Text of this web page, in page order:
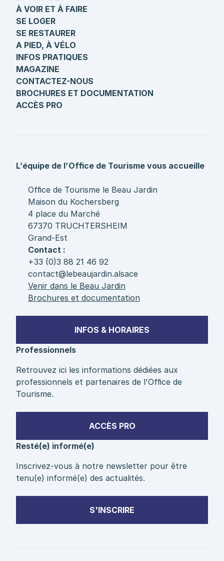
À VOIR ET À FAIRE
SE LOGER
SE RESTAURER
A PIED, À VÉLO
INFOS PRATIQUES
MAGAZINE
CONTACTEZ-NOUS
BROCHURES ET DOCUMENTATION
ACCÈS PRO
L’équipe de l’Office de Tourisme vous accueille
Office de Tourisme le Beau Jardin
Maison du Kochersberg
4 place du Marché
67370 TRUCHTERSHEIM
Grand-Est
Contact :
+33 (0)3 88 21 46 92
contact@lebeaujardin.alsace
Venir dans le Beau Jardin
Brochures et documentation
INFOS & HORAIRES
Professionnels
Retrouvez ici les informations dédiées aux
professionnels et partenaires de l’Office de
Tourisme.
ACCÈS PRO
Resté(e) informé(e)
Inscrivez-vous à notre newsletter pour être
tenu(e) informé(e) des actualités.
S'INSCRIRE